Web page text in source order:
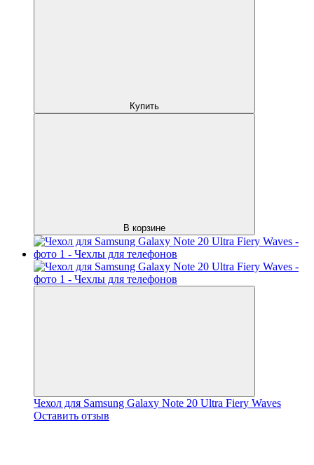
Купить
В корзине
Чехол для Samsung Galaxy Note 20 Ultra Fiery Waves
Оставить отзыв